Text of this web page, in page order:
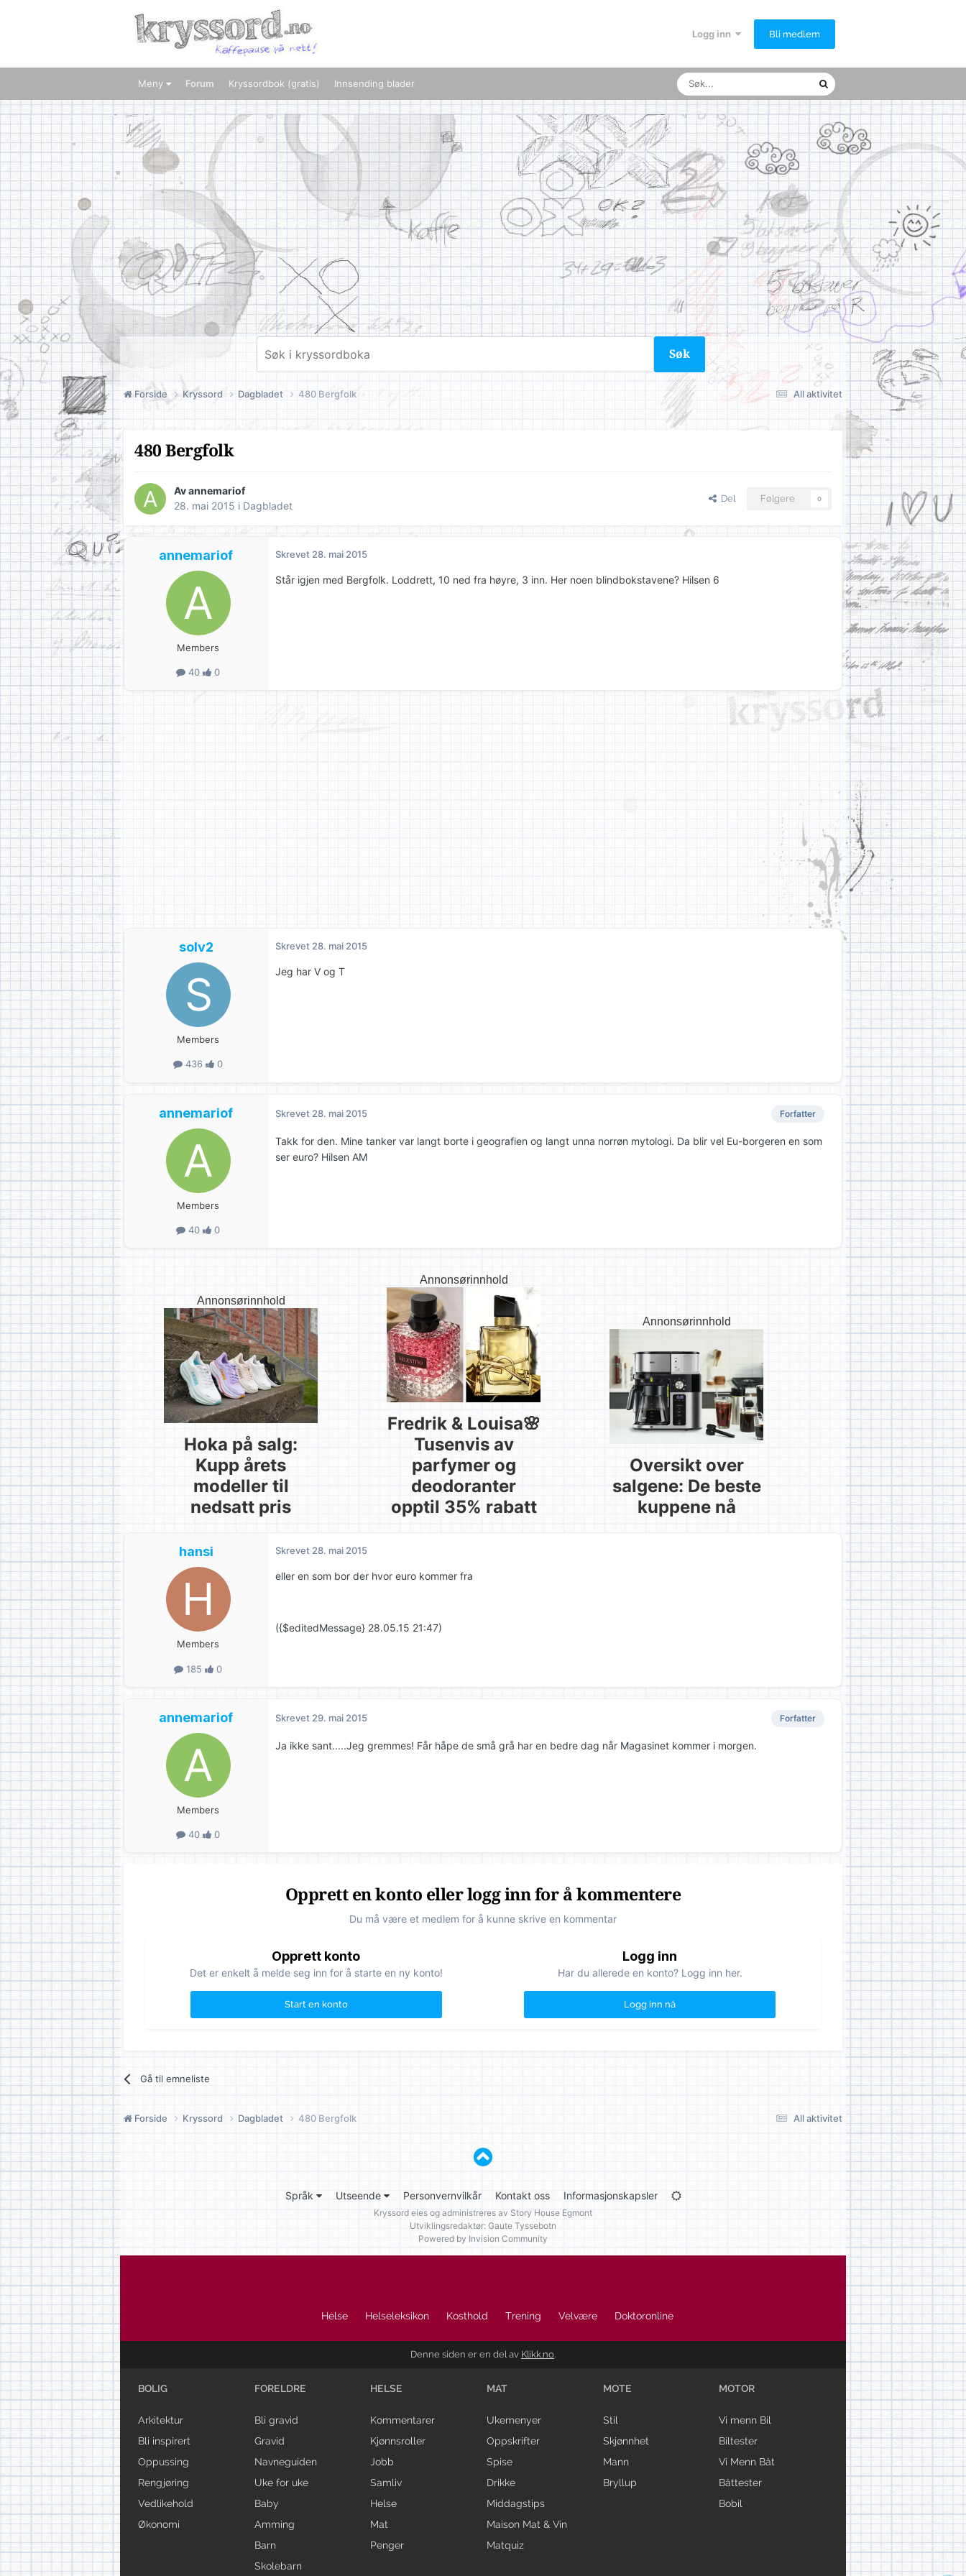
Logg inn Bli medlem
Meny Forum Kryssordbok (gratis) Innsending blader
Søk
All aktivitet
Forside Kryssord Dagbladet 480 Bergfolk
480 Bergfolk
Avannemariof
28. mai 2015 i Dagbladet
Del Følgere 0
annemariof
Members
40 0
Skrevet 28. mai 2015
Står igjen med Bergfolk. Loddrett, 10 ned fra høyre, 3 inn. Her noen blindbokstavene? Hilsen 6
solv2
Members
436 0
Skrevet 28. mai 2015
Jeg har V og T
annemariof
Members
40 0
Forfatter
Skrevet 28. mai 2015
Takk for den. Mine tanker var langt borte i geografien og langt unna norrøn mytologi. Da blir vel Eu-borgeren en som
ser euro? Hilsen AM
Annonsørinnhold
Hoka på salg:
Kupp årets
modeller til
nedsatt pris
Annonsørinnhold
Fredrik & Louisa🌸
Tusenvis av
parfymer og
deodoranter
opptil 35% rabatt
Annonsørinnhold
Oversikt over
salgene: De beste
kuppene nå
hansi
Members
185 0
Skrevet 28. mai 2015
eller en som bor der hvor euro kommer fra
({$editedMessage} 28.05.15 21:47)
annemariof
Members
40 0
Forfatter
Skrevet 29. mai 2015
Ja ikke sant.....Jeg gremmes! Får håpe de små grå har en bedre dag når Magasinet kommer i morgen.
Opprett en konto eller logg inn for å kommentere
Du må være et medlem for å kunne skrive en kommentar
Opprett konto
Det er enkelt å melde seg inn for å starte en ny konto!
Start en konto
Logg inn
Har du allerede en konto? Logg inn her.
Logg inn nå
Gå til emneliste
All aktivitet
Forside Kryssord Dagbladet 480 Bergfolk
Språk Utseende Personvernvilkår Kontakt oss Informasjonskapsler
Kryssord eies og administreres av Story House Egmont
Utviklingsredaktør: Gaute Tyssebotn
Powered by Invision Community
Helse Helseleksikon Kosthold Trening Velvære Doktoronline
Denne siden er en del av Klikk.no.
BOLIG
Arkitektur
Bli inspirert
Oppussing
Rengjøring
Vedlikehold
Økonomi
FORELDRE
Bli gravid
Gravid
Navneguiden
Uke for uke
Baby
Amming
Barn
Skolebarn
HELSE
Kommentarer
Kjønnsroller
Jobb
Samliv
Helse
Mat
Penger
MAT
Ukemenyer
Oppskrifter
Spise
Drikke
Middagstips
Maison Mat & Vin
Matquiz
MOTE
Stil
Skjønnhet
Mann
Bryllup
MOTOR
Vi menn Bil
Biltester
Vi Menn Båt
Båttester
Bobil